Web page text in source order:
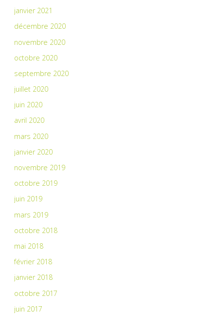
janvier 2021
décembre 2020
novembre 2020
octobre 2020
septembre 2020
juillet 2020
juin 2020
avril 2020
mars 2020
janvier 2020
novembre 2019
octobre 2019
juin 2019
mars 2019
octobre 2018
mai 2018
février 2018
janvier 2018
octobre 2017
juin 2017